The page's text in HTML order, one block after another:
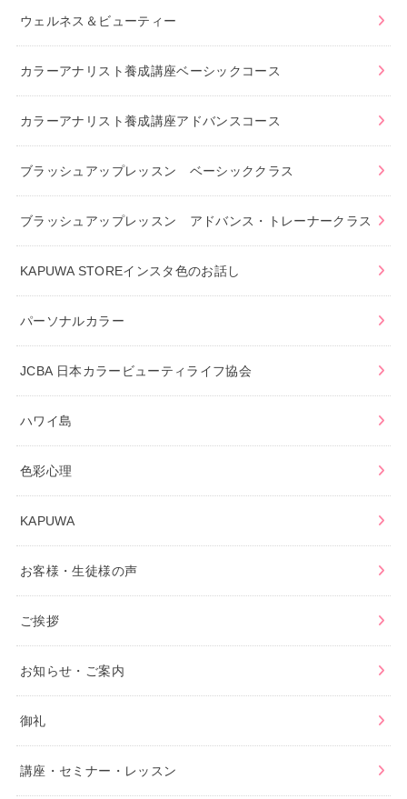
ウェルネス＆ビューティー
カラーアナリスト養成講座ベーシックコース
カラーアナリスト養成講座アドバンスコース
ブラッシュアップレッスン ベーシッククラス
ブラッシュアップレッスン アドバンス・トレーナークラス
KAPUWA STOREインスタ色のお話し
パーソナルカラー
JCBA 日本カラービューティライフ協会
ハワイ島
色彩心理
KAPUWA
お客様・生徒様の声
ご挨拶
お知らせ・ご案内
御礼
講座・セミナー・レッスン